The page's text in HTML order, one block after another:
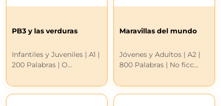
PB3 y las verduras
Infantiles y Juveniles | A1 |
200 Palabras | O...
Maravillas del mundo
Jóvenes y Adultos | A2 |
800 Palabras | No ficc...